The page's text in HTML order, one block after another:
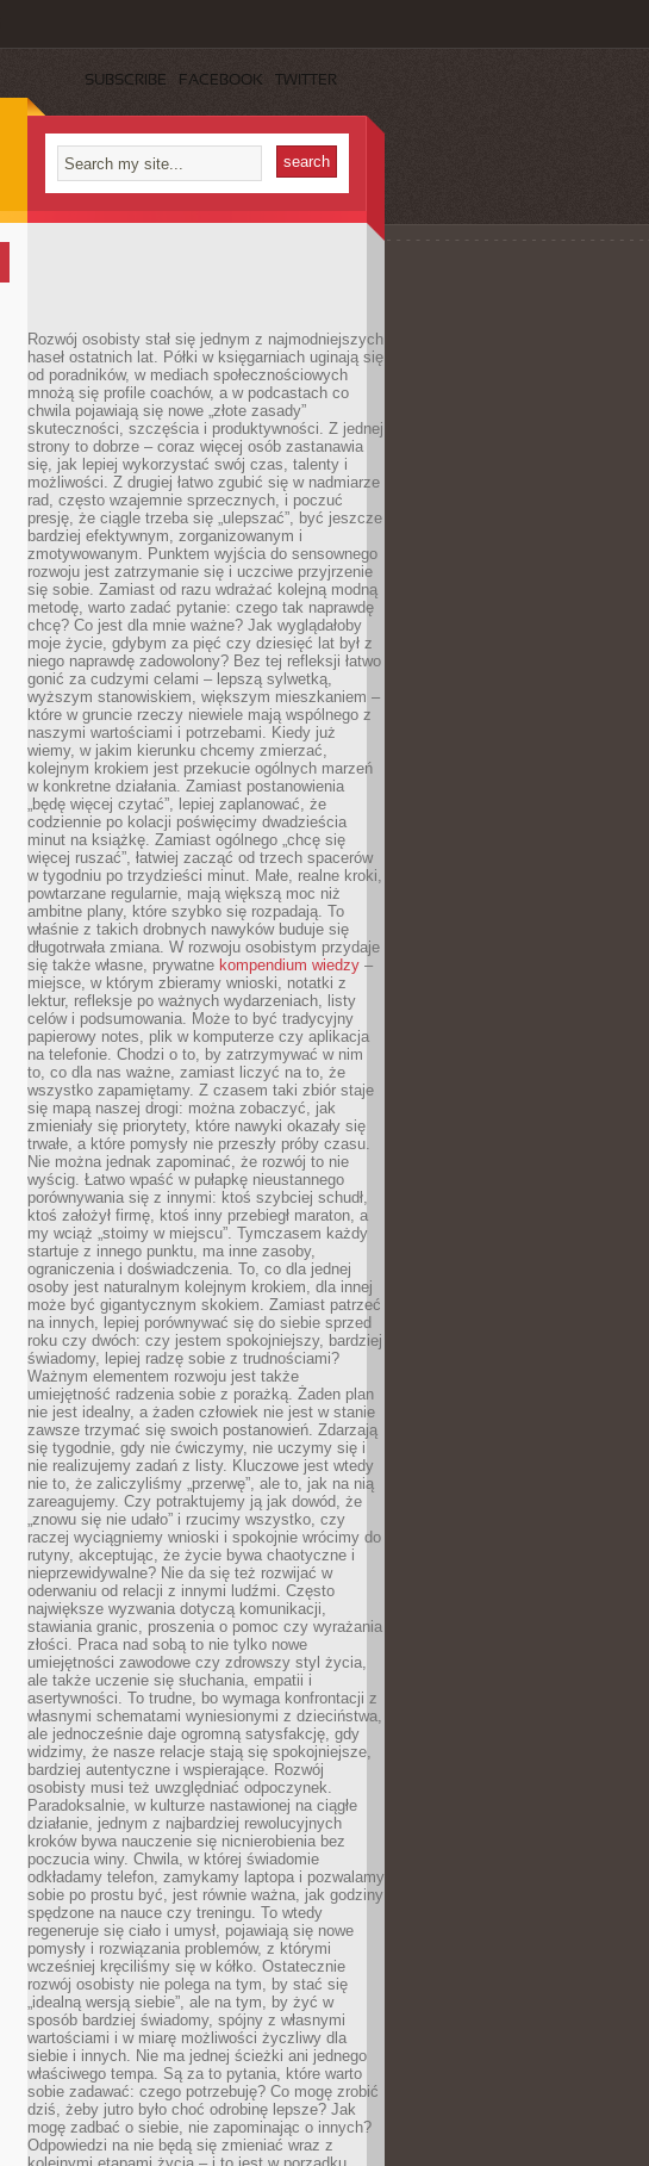
SUBSCRIBE FACEBOOK TWITTER
Rozwój osobisty stał się jednym z najmodniejszych
haseł ostatnich lat. Półki w księgarniach uginają się
od poradników, w mediach społecznościowych
mnożą się profile coachów, a w podcastach co
chwila pojawiają się nowe „złote zasady”
skuteczności, szczęścia i produktywności. Z jednej
strony to dobrze – coraz więcej osób zastanawia
się, jak lepiej wykorzystać swój czas, talenty i
możliwości. Z drugiej łatwo zgubić się w nadmiarze
rad, często wzajemnie sprzecznych, i poczuć
presję, że ciągle trzeba się „ulepszać”, być jeszcze
bardziej efektywnym, zorganizowanym i
zmotywowanym. Punktem wyjścia do sensownego
rozwoju jest zatrzymanie się i uczciwe przyjrzenie
się sobie. Zamiast od razu wdrażać kolejną modną
metodę, warto zadać pytanie: czego tak naprawdę
chcę? Co jest dla mnie ważne? Jak wyglądałoby
moje życie, gdybym za pięć czy dziesięć lat był z
niego naprawdę zadowolony? Bez tej refleksji łatwo
gonić za cudzymi celami – lepszą sylwetką,
wyższym stanowiskiem, większym mieszkaniem –
które w gruncie rzeczy niewiele mają wspólnego z
naszymi wartościami i potrzebami. Kiedy już
wiemy, w jakim kierunku chcemy zmierzać,
kolejnym krokiem jest przekucie ogólnych marzeń
w konkretne działania. Zamiast postanowienia
„będę więcej czytać”, lepiej zaplanować, że
codziennie po kolacji poświęcimy dwadzieścia
minut na książkę. Zamiast ogólnego „chcę się
więcej ruszać”, łatwiej zacząć od trzech spacerów
w tygodniu po trzydzieści minut. Małe, realne kroki,
powtarzane regularnie, mają większą moc niż
ambitne plany, które szybko się rozpadają. To
właśnie z takich drobnych nawyków buduje się
długotrwała zmiana. W rozwoju osobistym przydaje
się także własne, prywatne kompendium wiedzy –
miejsce, w którym zbieramy wnioski, notatki z
lektur, refleksje po ważnych wydarzeniach, listy
celów i podsumowania. Może to być tradycyjny
papierowy notes, plik w komputerze czy aplikacja
na telefonie. Chodzi o to, by zatrzymywać w nim
to, co dla nas ważne, zamiast liczyć na to, że
wszystko zapamiętamy. Z czasem taki zbiór staje
się mapą naszej drogi: można zobaczyć, jak
zmieniały się priorytety, które nawyki okazały się
trwałe, a które pomysły nie przeszły próby czasu.
Nie można jednak zapominać, że rozwój to nie
wyścig. Łatwo wpaść w pułapkę nieustannego
porównywania się z innymi: ktoś szybciej schudł,
ktoś założył firmę, ktoś inny przebiegł maraton, a
my wciąż „stoimy w miejscu”. Tymczasem każdy
startuje z innego punktu, ma inne zasoby,
ograniczenia i doświadczenia. To, co dla jednej
osoby jest naturalnym kolejnym krokiem, dla innej
może być gigantycznym skokiem. Zamiast patrzeć
na innych, lepiej porównywać się do siebie sprzed
roku czy dwóch: czy jestem spokojniejszy, bardziej
świadomy, lepiej radzę sobie z trudnościami?
Ważnym elementem rozwoju jest także
umiejętność radzenia sobie z porażką. Żaden plan
nie jest idealny, a żaden człowiek nie jest w stanie
zawsze trzymać się swoich postanowień. Zdarzają
się tygodnie, gdy nie ćwiczymy, nie uczymy się i
nie realizujemy zadań z listy. Kluczowe jest wtedy
nie to, że zaliczyliśmy „przerwę”, ale to, jak na nią
zareagujemy. Czy potraktujemy ją jak dowód, że
„znowu się nie udało” i rzucimy wszystko, czy
raczej wyciągniemy wnioski i spokojnie wrócimy do
rutyny, akceptując, że życie bywa chaotyczne i
nieprzewidywalne? Nie da się też rozwijać w
oderwaniu od relacji z innymi ludźmi. Często
największe wyzwania dotyczą komunikacji,
stawiania granic, proszenia o pomoc czy wyrażania
złości. Praca nad sobą to nie tylko nowe
umiejętności zawodowe czy zdrowszy styl życia,
ale także uczenie się słuchania, empatii i
asertywności. To trudne, bo wymaga konfrontacji z
własnymi schematami wyniesionymi z dzieciństwa,
ale jednocześnie daje ogromną satysfakcję, gdy
widzimy, że nasze relacje stają się spokojniejsze,
bardziej autentyczne i wspierające. Rozwój
osobisty musi też uwzględniać odpoczynek.
Paradoksalnie, w kulturze nastawionej na ciągłe
działanie, jednym z najbardziej rewolucyjnych
kroków bywa nauczenie się nicnierobienia bez
poczucia winy. Chwila, w której świadomie
odkładamy telefon, zamykamy laptopa i pozwalamy
sobie po prostu być, jest równie ważna, jak godziny
spędzone na nauce czy treningu. To wtedy
regeneruje się ciało i umysł, pojawiają się nowe
pomysły i rozwiązania problemów, z którymi
wcześniej kręciliśmy się w kółko. Ostatecznie
rozwój osobisty nie polega na tym, by stać się
„idealną wersją siebie”, ale na tym, by żyć w
sposób bardziej świadomy, spójny z własnymi
wartościami i w miarę możliwości życzliwy dla
siebie i innych. Nie ma jednej ścieżki ani jednego
właściwego tempa. Są za to pytania, które warto
sobie zadawać: czego potrzebuję? Co mogę zrobić
dziś, żeby jutro było choć odrobinę lepsze? Jak
mogę zadbać o siebie, nie zapominając o innych?
Odpowiedzi na nie będą się zmieniać wraz z